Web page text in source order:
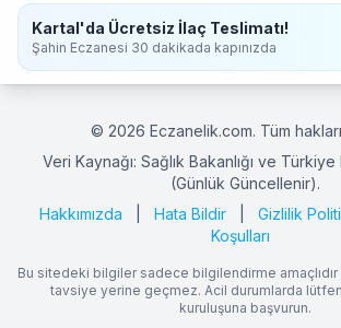
Kartal'da Ücretsiz İlaç Teslimatı!
Şahin Eczanesi 30 dakikada kapınızda
© 2026 Eczanelik.com. Tüm hakları
Veri Kaynağı: Sağlık Bakanlığı ve Türkiye
(Günlük Güncellenir).
Hakkımızda
Hata Bildir Gizlilik
Koşulları
Bu sitedeki bilgiler sadece bilgilendirme
tavsiye yerine geçmez. Acil durumlarda lütfen
kuruluşuna başvurun.